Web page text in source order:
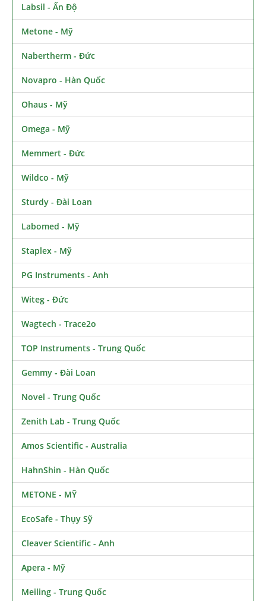
Labsil - Ấn Độ
Metone - Mỹ
Nabertherm - Đức
Novapro - Hàn Quốc
Ohaus - Mỹ
Omega - Mỹ
Memmert - Đức
Wildco - Mỹ
Sturdy - Đài Loan
Labomed - Mỹ
Staplex - Mỹ
PG Instruments - Anh
Witeg - Đức
Wagtech - Trace2o
TOP Instruments - Trung Quốc
Gemmy - Đài Loan
Novel - Trung Quốc
Zenith Lab - Trung Quốc
Amos Scientific - Australia
HahnShin - Hàn Quốc
METONE - MỸ
EcoSafe - Thụy Sỹ
Cleaver Scientific - Anh
Apera - Mỹ
Meiling - Trung Quốc